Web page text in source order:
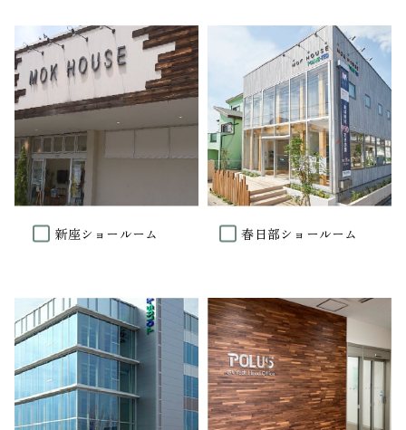
新座ショールーム 春日部ショールーム